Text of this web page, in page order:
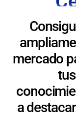
mercado
a